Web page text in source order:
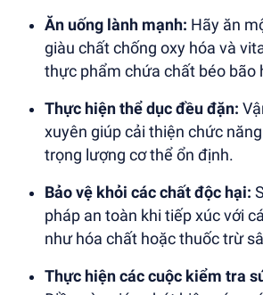
Ăn uống lành mạnh: Hãy ăn
giàu chất chống oxy hóa và
thực phẩm chứa chất béo bão
Thực hiện thể dục đều đặn:
xuyên giúp cải thiện chức
trọng lượng cơ thể ổn định.
Bảo vệ khỏi các chất độc hại:
pháp an toàn khi tiếp xúc với
như hóa chất hoặc thuốc trừ
Thực hiện các cuộc kiểm tra